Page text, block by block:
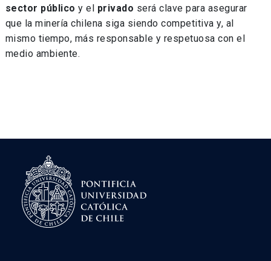
sector público y el privado será clave para asegurar
que la minería chilena siga siendo competitiva y, al
mismo tiempo, más responsable y respetuosa con el
medio ambiente.